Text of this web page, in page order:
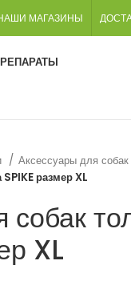
МАГАЗИНЫ
Аксессуары для собак
размер XL
XL